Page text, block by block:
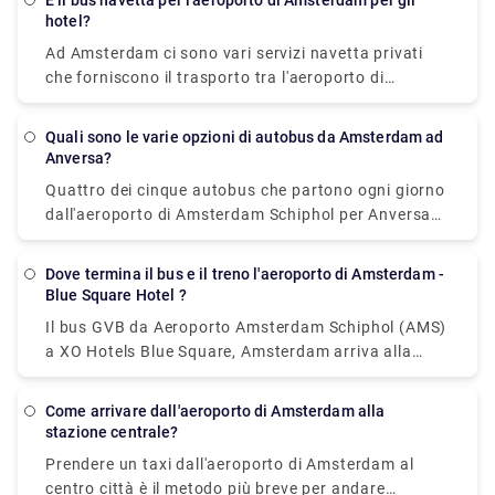
N97 effettua servizio durante la notte.
hotel?
Ad Amsterdam ci sono vari servizi navetta privati
che forniscono il trasporto tra l'aeroporto di
Schiphol e il centro città. Le alternative più comuni
un servizio porta a porta dall'aeroporto
nelle vicinanze.
Quali sono le varie opzioni di autobus da Amsterdam ad
Anversa?
Quattro dei cinque autobus che partono ogni giorno
dall'aeroporto di Amsterdam Schiphol per Anversa
passano direttamente, evitando così spostamenti
percorrono il viaggio di 124 km in una media di 2 ore
autobus potrebbero arrivarci in appena 2 ore e 25
minuti. Gli autobus più lenti impiegano 3 ore e 10 m
il percorso, ma se hai un budget limitato, potresti
risparmiare qualche centesimo.
Dove termina il bus e il treno l'aeroporto di Amsterdam -
Blue Square Hotel ?
Il bus GVB da Aeroporto Amsterdam Schiphol (AMS)
a XO Hotels Blue Square, Amsterdam arriva alla
stazione di Amsterdam, Burg. stazione di
Aeroporto Amsterdam Schiphol (AMS) a XO Hotels
Amsterdam Sloterdijk.
Come arrivare dall'aeroporto di Amsterdam alla
stazione centrale?
Prendere un taxi dall'aeroporto di Amsterdam al
centro città è il metodo più breve per andare